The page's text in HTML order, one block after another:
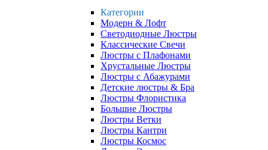
Категории
Модерн & Лофт
Светодиодные Люстры
Классические Свечи
Люстры с Плафонами
Хрустальные Люстры
Люстры с Абажурами
Детские люстры & Бра
Люстры Флористика
Большие Люстры
Люстры Ветки
Люстры Кантри
Люстры Космос